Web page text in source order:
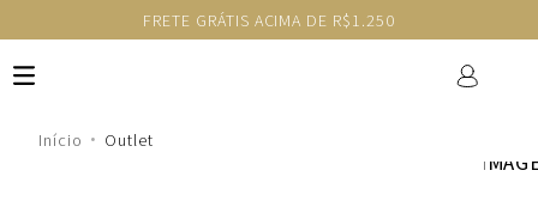
FRETE GRÁTIS ACIMA DE R$1.250
Outlet